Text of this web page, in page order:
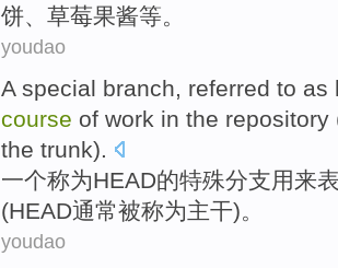
饼、 草莓果酱等。
youdao
A special branch, referred to as
course of work in the repository
the trunk).
一个称为HEAD的特殊分支用来
(HEAD通常被称为主干)。
youdao